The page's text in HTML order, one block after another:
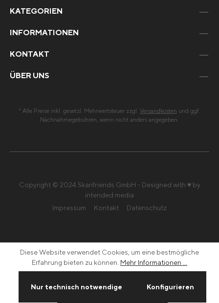
KATEGORIEN
INFORMATIONEN
KONTAKT
ÜBER UNS
* Alle Preise inkl. gesetzl. Mehrwertsteuer zzgl. Versandkosten und ggf.
Nachnahmegebühren, wenn nicht anders angegeben.
Copyright © 2024 Skanfriends GmbH - Designed with ♥ by
intended media
Impressum
Kontakt Datenschutz
Diese Website verwendet Cookies, um eine bestmögliche
Erfahrung bieten zu können. Mehr Informationen ...
Nur technisch notwendige Konfigurieren